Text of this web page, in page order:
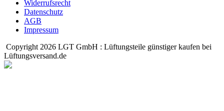
Widerrufsrecht
Datenschutz
AGB
Impressum
Copyright 2026 LGT GmbH : Lüftungsteile günstiger kaufen bei
Lüftungsversand.de